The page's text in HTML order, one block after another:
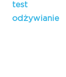
test
odżywianie